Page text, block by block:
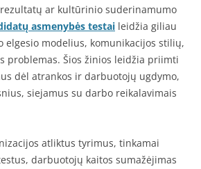
ar kultūrinio suderinamumo
asmenybės testai leidžia giliau
elgesio modelius, komunikacijos stilių,
problemas. Šios žinios leidžia priimti
dėl atrankos ir darbuotojų ugdymo,
siejamus su darbo reikalavimais
atliktus tyrimus, tinkamai
darbuotojų kaitos sumažėjimas